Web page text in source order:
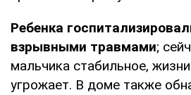
Ребенка
взрывными травмами;
мальчика стабильное,
угрожает. В доме также